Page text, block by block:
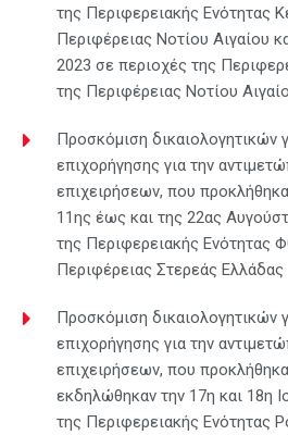
της Περιφερειακής Ενότητας
Περιφέρειας Νοτίου Αιγαίου
2023 σε περιοχές της
της Περιφέρειας Νοτίου
Προσκόμιση δικαιολογητικών
επιχορήγησης για την
επιχειρήσεων, που
11ης έως και της 22ας
της Περιφερειακής Ενότητας
Περιφέρειας Στερεάς Ελλάδας
Προσκόμιση δικαιολογητικών
επιχορήγησης για την
επιχειρήσεων, που
εκδηλώθηκαν την 17η και 18η
της Περιφερειακής Ενότητας